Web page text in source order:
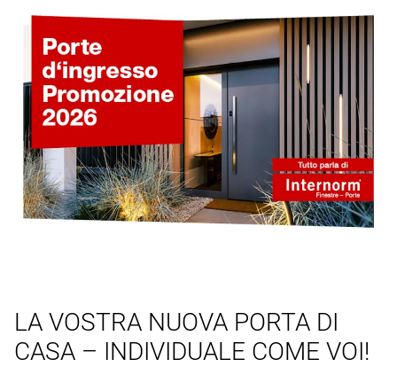
LA VOSTRA NUOVA PORTA DI
CASA – INDIVIDUALE COME VOI!